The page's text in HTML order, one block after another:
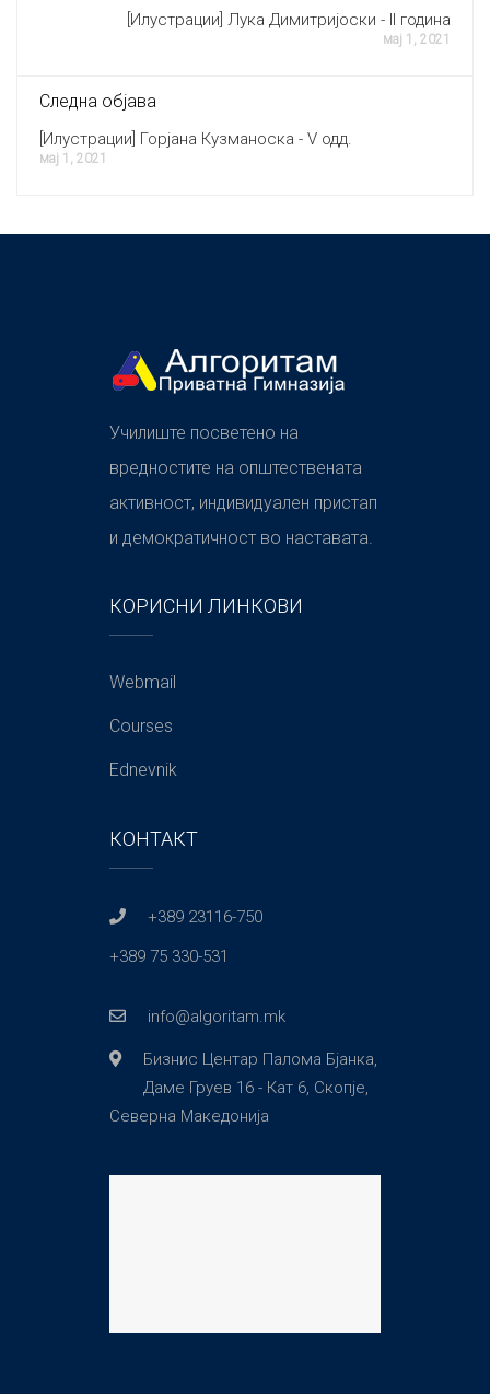
[Илустрации] Лука Димитријоски - II година
мај 1, 2021
Следна објава
[Илустрации] Горјана Кузманоска - V одд.
мај 1, 2021
Училиште посветено на
вредностите на општествената
активност, индивидуален пристап
и демократичност во наставата.
КОРИСНИ ЛИНКОВИ
Webmail
Courses
Ednevnik
КОНТАКТ
+389 23116-750
+389 75 330-531
info@algoritam.mk
Бизнис Центар Палома Бјанка,
Даме Груев 16 - Кат 6, Скопје,
Северна Македонија